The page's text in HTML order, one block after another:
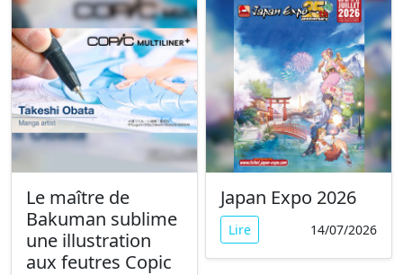
Le maître de
Bakuman sublime
une illustration
aux feutres Copic
Japan Expo 2026
Lire 14/07/2026